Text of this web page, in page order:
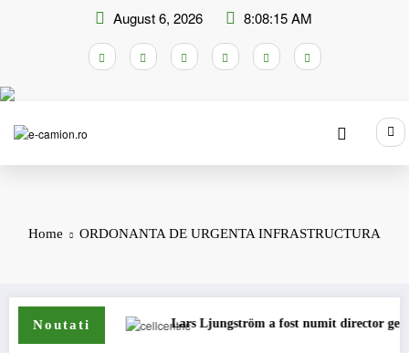
August 6, 2026 8:08:15 AM
Home ORDONANTA DE URGENTA INFRASTRUCTURA
Noutati
camioane Lars Ljungström a fost numit director general